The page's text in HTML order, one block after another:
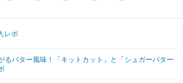
映画・ドラマ
方法
レポ
るバター風味！「キットカット」と「シュガーバター